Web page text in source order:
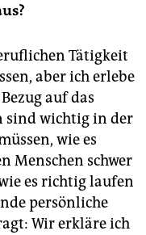
Tätigkeit
aber ich erlebe
auf das
sind wichtig in der
wie es
Menschen schwer
es richtig laufen
persönliche
Wir erkläre ich